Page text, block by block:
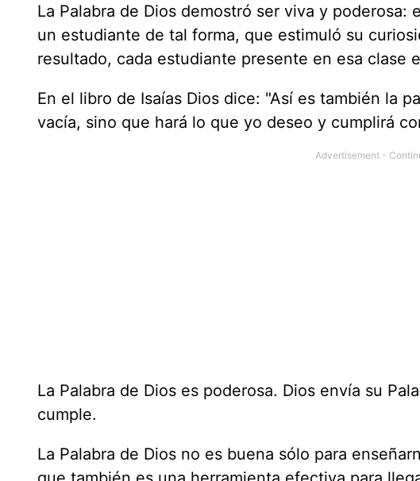
La Palabra de Dios demostró ser viva y
un estudiante de tal forma, que estimuló su
resultado, cada estudiante presente en esa clase
En el libro de Isaías Dios dice: "Así es también la
vacía, sino que hará lo que yo deseo y cumplirá
La Palabra de Dios es poderosa. Dios envía su
cumple.
La Palabra de Dios no es buena sólo para